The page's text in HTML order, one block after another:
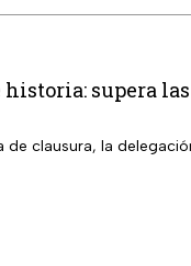
supera
de clausura, la